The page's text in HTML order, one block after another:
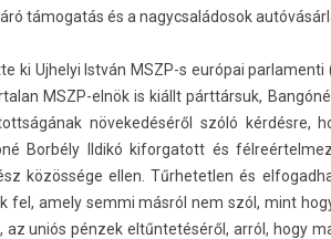
támogatás és a nagyc­saládosok
ki Uj­helyi István MSZP-s európai par­lamen­ti
MSZP-elnök is kiállt párttársuk,
növekedéséről szóló kérdésre,
Borbély Ildikó kifor­gatott és
közössége ellen. Tűr­hetetl­en és
fel, amely semmi másról nem szól, mint
uniós pénzek eltűntetéséről, arról, hogy